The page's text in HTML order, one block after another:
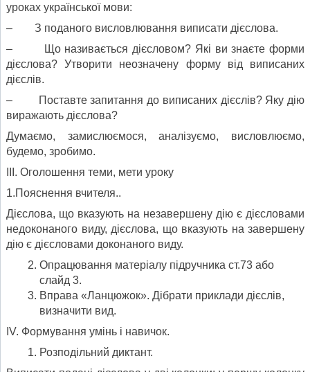
уроках української мови:
– З поданого висловлювання виписати дієслова.
– Що називається дієсловом? Які ви знаєте форми
дієслова? Утворити неозначену форму від виписаних
дієслів.
– Поставте запитання до виписаних дієслів? Яку дію
виражають дієслова?
Думаємо, замислюємося, аналізуємо, висловлюємо,
будемо, зробимо.
ІІІ. Оголошення теми, мети уроку
1.Пояснення вчителя..
Дієслова, що вказують на незавершену дію є дієсловами
недоконаного виду, дієслова, що вказують на завершену
дію є дієсловами доконаного виду.
Опрацювання матеріалу підручника ст.73 або
слайд 3.
Вправа «Ланцюжок». Дібрати приклади дієслів,
визначити вид.
ІV. Формування умінь і навичок.
Розподільний диктант.